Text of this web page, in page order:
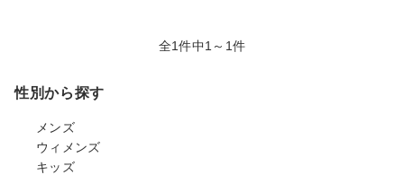
全1件中1～1件
性別から探す
メンズ
ウィメンズ
キッズ